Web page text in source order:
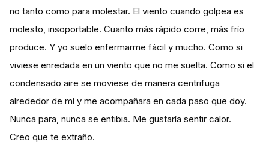
no tanto como para molestar. El viento cuando golpea es
molesto, insoportable. Cuanto más rápido corre, más frío
produce. Y yo suelo enfermarme fácil y mucho. Como si
viviese enredada en un viento que no me suelta. Como si el
condensado aire se moviese de manera centrifuga
alrededor de mí y me acompañara en cada paso que doy.
Nunca para, nunca se entibia. Me gustaría sentir calor.
Creo que te extraño.